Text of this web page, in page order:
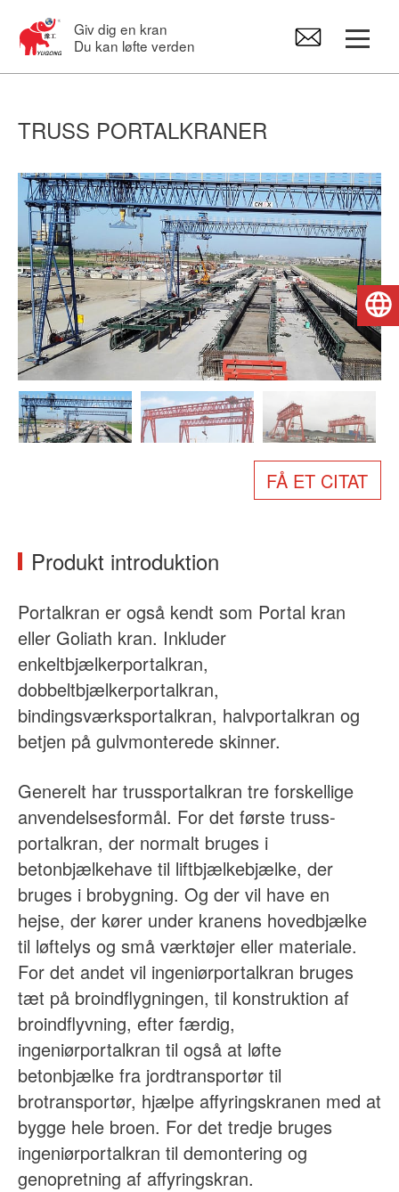
Giv dig en kran
Du kan løfte verden
Svingkraner
Elektrisk hejseværk
Kran Reservedele
Om os
Nyheder
TRUSS PORTALKRANER
FÅ ET CITAT
Produkt introduktion
Portalkran er også kendt som Portal kran
eller Goliath kran. Inkluder
enkeltbjælkerportalkran,
dobbeltbjælkerportalkran,
bindingsværksportalkran, halvportalkran og
betjen på gulvmonterede skinner.
Generelt har trussportalkran tre forskellige
anvendelsesformål. For det første truss-
portalkran, der normalt bruges i
betonbjælkehave til liftbjælkebjælke, der
bruges i brobygning. Og der vil have en
hejse, der kører under kranens hovedbjælke
til løftelys og små værktøjer eller materiale.
For det andet vil ingeniørportalkran bruges
tæt på broindflygningen, til konstruktion af
broindflyvning, efter færdig,
ingeniørportalkran til også at løfte
betonbjælke fra jordtransportør til
brotransportør, hjælpe affyringskranen med at
bygge hele broen. For det tredje bruges
ingeniørportalkran til demontering og
genopretning af affyringskran.
Dansk